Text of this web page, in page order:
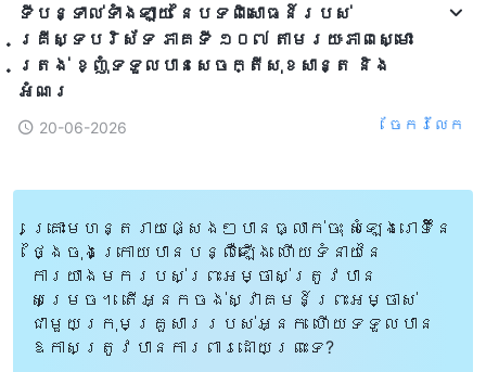
ទីបន្ទាល់ទាំងឡាយ នៃបទពិសោធន៍របស់
គ្រីស្ទបរិស័ទ ភាគទី ១០៧ តាមរយៈភាពស្មោះ
ត្រង់ ខ្ញុំទទួលបានសេចក្តីសុខសាន្ត និង
អំណរ
20-06-2026 ចែក​រំលែក
គ្រោះមហន្តរាយផ្សេងៗបានធ្លាក់ចុះ សំឡេងរោទិ៍នៃ
ថ្ងៃចុងក្រោយបានបន្លឺឡើង ហើយទំនាយនៃ
ការយាងមករបស់ព្រះអម្ចាស់ត្រូវបាន
សម្រេច។ តើអ្នកចង់ស្វាគមន៍ព្រះអម្ចាស់
ជាមួយក្រុមគ្រួសាររបស់អ្នក ហើយទទួលបាន
ឱកាសត្រូវបានការពារដោយព្រះទេ?